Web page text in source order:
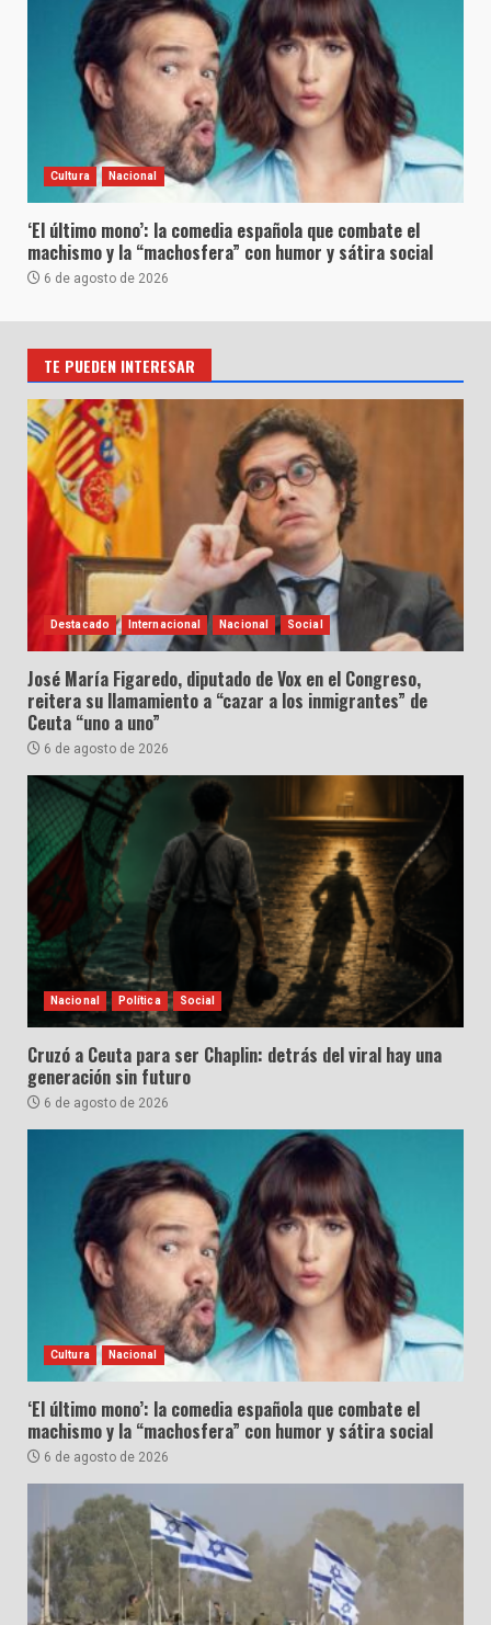
Cultura Nacional
‘El último mono’: la comedia española que combate el
machismo y la “machosfera” con humor y sátira social
6 de agosto de 2026
TE PUEDEN INTERESAR
Destacado Internacional Nacional Social
José María Figaredo, diputado de Vox en el Congreso,
reitera su llamamiento a “cazar a los inmigrantes” de
Ceuta “uno a uno”
6 de agosto de 2026
Nacional Política Social
Cruzó a Ceuta para ser Chaplin: detrás del viral hay una
generación sin futuro
6 de agosto de 2026
Cultura Nacional
‘El último mono’: la comedia española que combate el
machismo y la “machosfera” con humor y sátira social
6 de agosto de 2026